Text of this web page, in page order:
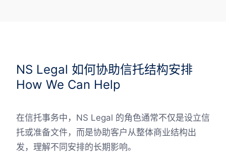
NS Legal 如何协助信托结构安排
How We Can Help
在信托事务中，NS Legal 的角色通常不仅是设立信
托或准备文件，而是协助客户从整体商业结构出
发，理解不同安排的长期影响。